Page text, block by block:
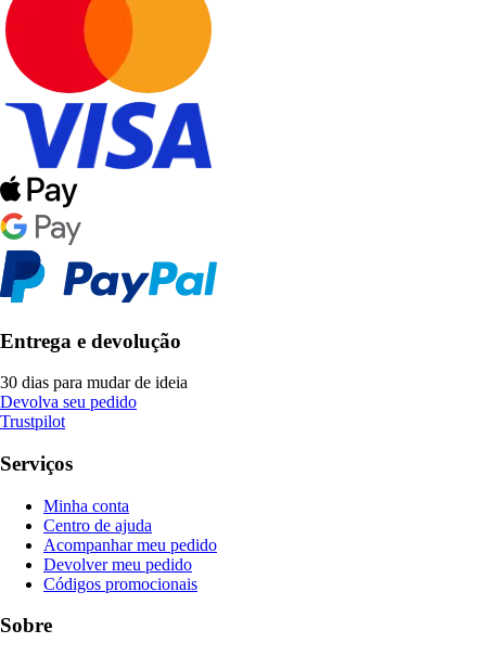
Entrega e devolução
30 dias para mudar de ideia
Devolva seu pedido
Trustpilot
Serviços
Minha conta
Centro de ajuda
Acompanhar meu pedido
Devolver meu pedido
Códigos promocionais
Sobre